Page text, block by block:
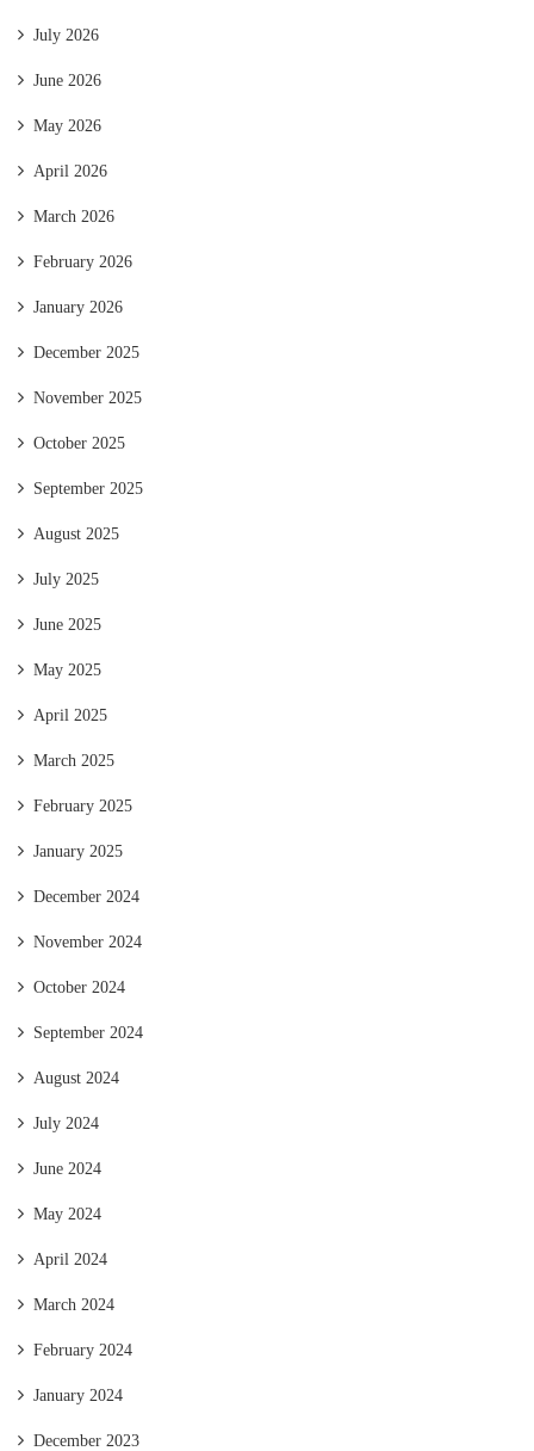
July 2026
June 2026
May 2026
April 2026
March 2026
February 2026
January 2026
December 2025
November 2025
October 2025
September 2025
August 2025
July 2025
June 2025
May 2025
April 2025
March 2025
February 2025
January 2025
December 2024
November 2024
October 2024
September 2024
August 2024
July 2024
June 2024
May 2024
April 2024
March 2024
February 2024
January 2024
December 2023